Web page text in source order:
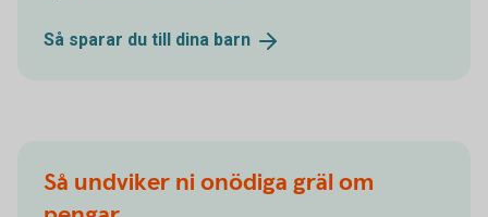
Så sparar du till dina barn
Så undviker ni onödiga gräl om